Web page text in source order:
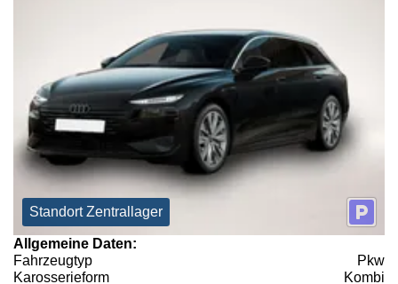
Standort Zentrallager
Allgemeine Daten:
Fahrzeugtyp
Pkw
Karosserieform
Kombi